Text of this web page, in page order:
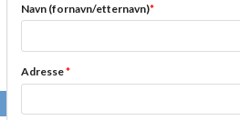
Navn (fornavn/etternavn)*
Adresse*